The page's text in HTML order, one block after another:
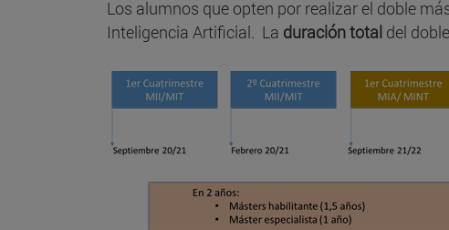
Los alumnos que opten por realizar el doble
Inteligencia Artificial. La duración total del